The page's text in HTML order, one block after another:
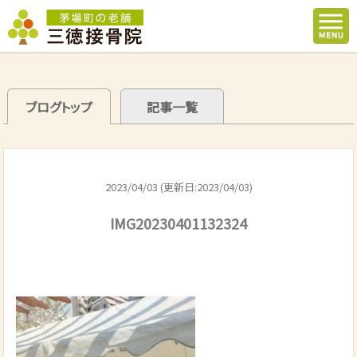
ブログトップ 記事一覧
2023/04/03 (更新日:2023/04/03)
IMG20230401132324